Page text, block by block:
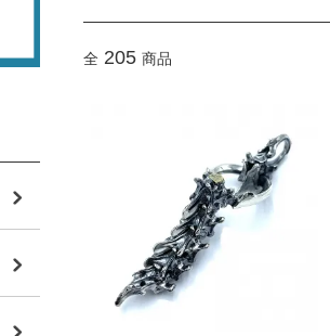
全 205 商品